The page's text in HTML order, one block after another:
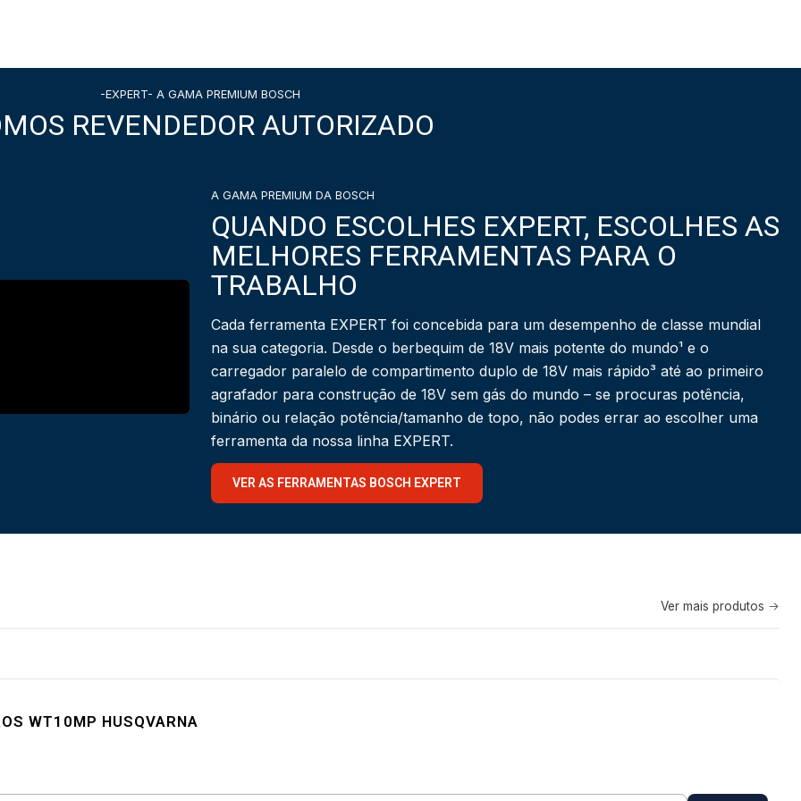
-EXPERT- A GAMA PREMIUM BOSCH
REVENDEDOR AUTORIZADO
A GAMA PREMIUM DA BOSCH
QUANDO ESCOLHES EXPERT, ESCOLHES AS
MELHORES FERRAMENTAS PARA O
TRABALHO
Cada ferramenta EXPERT foi concebida para um desempenho de classe mundial
na sua categoria. Desde o berbequim de 18V mais potente do mundo¹ e o
carregador paralelo de compartimento duplo de 18V mais rápido³ até ao primeiro
agrafador para construção de 18V sem gás do mundo – se procuras potência,
binário ou relação potência/tamanho de topo, não podes errar ao escolher uma
ferramenta da nossa linha EXPERT.
VER AS FERRAMENTAS BOSCH EXPERT
Ver mais produtos
WT10MP HUSQVARNA